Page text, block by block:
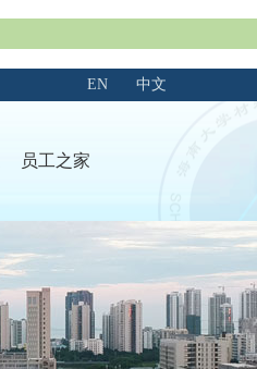
中文
EN
员工之家